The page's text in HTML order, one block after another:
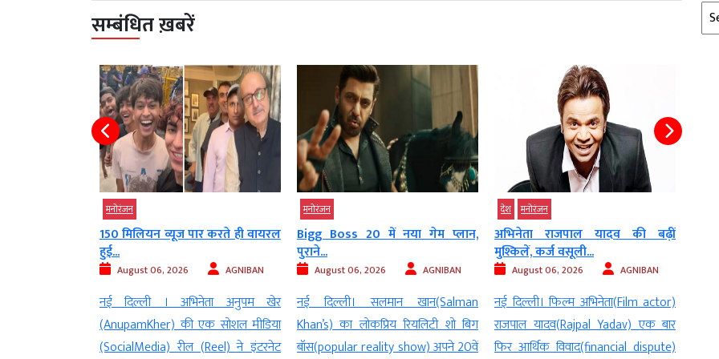
सम्बंधित ख़बरें
मनोरंजन
Bigg Boss 20 में नया गेम प्लान,
पुराने...
August 06, 2026 AGNIBAN
नई दिल्ली। सलमान खान(Salman
Khan’s) का लोकप्रिय रियलिटी शो बिग
बॉस(popular reality show) अपने 20वें
देश मनोरंजन
अभिनेता राजपाल यादव की बढ़ीं
मुश्किलें, कर्ज वसूली...
August 06, 2026 AGNIBAN
नई दिल्ली। फिल्म अभिनेता(Film actor)
राजपाल यादव(Rajpal Yadav) एक बार
फिर आर्थिक विवाद(financial dispute)
मनोरंजन
काजोल के 52वें जन्मदिन पर जानिए
करियर के...
August 05, 2026 AGNIBAN
नई दिल्ली । हिंदी सिनेमा (HindiCinema)
की लोकप्रिय अभिनेत्री काजोल (Kajol) आज
अपना 52वां जन्मदिन (Birthday) मना रही